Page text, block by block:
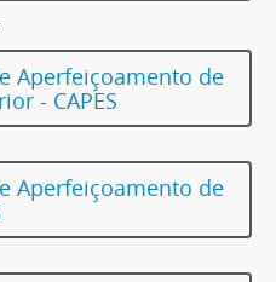
Aperfeiçoamento de
- CAPES
Aperfeiçoamento de